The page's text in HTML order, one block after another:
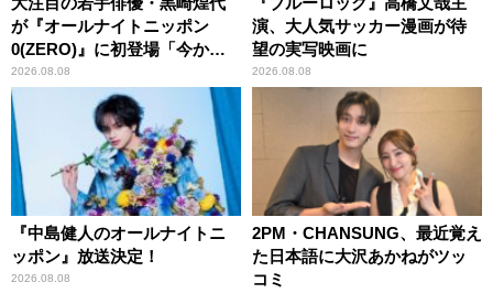
が『オールナイトニッポン
0(ZERO)』に初登場「今から
とてもワクワクしておりま
す！」
2026.08.08
演、大人気サッカー漫画が待
望の実写映画に
2026.08.08
『中島健人のオールナイトニ
ッポン』放送決定！
2026.08.08
2PM・CHANSUNG、最近覚え
た日本語に大沢あかねがツッ
コミ